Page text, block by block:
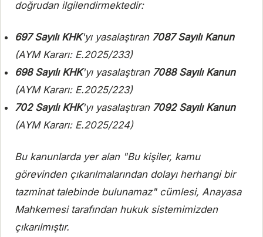
doğrudan ilgilendirmektedir:
697 Sayılı KHK'yı yasalaştıran 7087 Sayılı Kanun
(AYM Kararı: E.2025/233)
698 Sayılı KHK'yı yasalaştıran 7088 Sayılı Kanun
(AYM Kararı: E.2025/223)
702 Sayılı KHK'yı yasalaştıran 7092 Sayılı Kanun
(AYM Kararı: E.2025/224)
Bu kanunlarda yer alan "Bu kişiler, kamu
görevinden çıkarılmalarından dolayı herhangi bir
tazminat talebinde bulunamaz"cümlesi, Anayasa
Mahkemesi tarafından hukuk sistemimizden
çıkarılmıştır.